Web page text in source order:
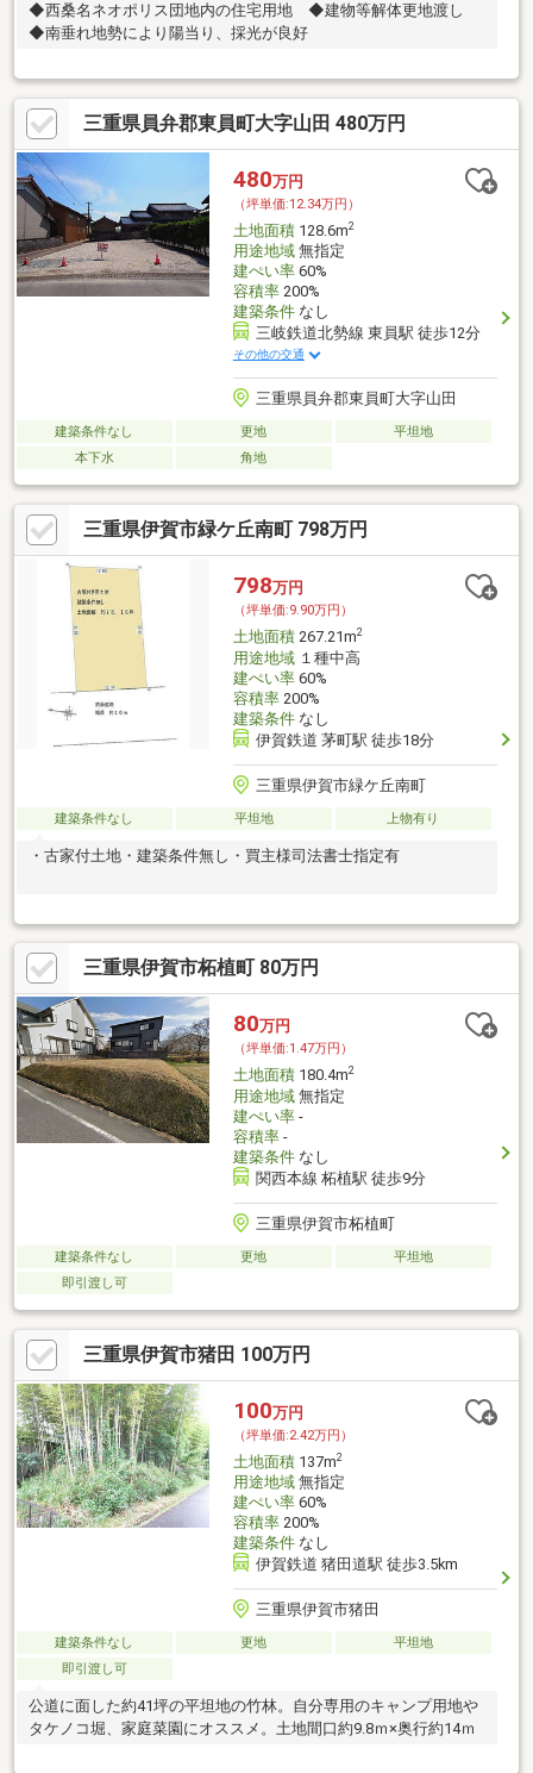
◆西桑名ネオポリス団地内の住宅用地 ◆建物等解体更地渡し
◆南垂れ地勢により陽当り、採光が良好
三重県員弁郡東員町大字山田 480万円
480万円
（坪単価:12.34万円）
土地面積128.6m2
用途地域無指定
建ぺい率60%
容積率200%
建築条件なし
三岐鉄道北勢線 東員駅 徒歩12分
その他の交通
三重県員弁郡東員町大字山田
建築条件なし 更地
平坦地
本下水
角地
三重県伊賀市緑ケ丘南町 798万円
798万円
（坪単価:9.90万円）
土地面積267.21m2
用途地域１種中高
建ぺい率60%
容積率200%
建築条件なし
伊賀鉄道 茅町駅 徒歩18分
三重県伊賀市緑ケ丘南町
建築条件なし 平坦地 上物有り
・古家付土地・建築条件無し・買主様司法書士指定有
三重県伊賀市柘植町 80万円
80万円
（坪単価:1.47万円）
土地面積180.4m2
用途地域無指定
建ぺい率-
容積率-
建築条件なし
関西本線 柘植駅 徒歩9分
三重県伊賀市柘植町
建築条件なし 更地
平坦地
即引渡し可
三重県伊賀市猪田 100万円
100万円
（坪単価:2.42万円）
土地面積137m2
用途地域無指定
建ぺい率60%
容積率200%
建築条件なし
伊賀鉄道 猪田道駅 徒歩3.5km
三重県伊賀市猪田
建築条件なし 更地
平坦地
即引渡し可
公道に面した約41坪の平坦地の竹林。自分専用のキャンプ用地や
タケノコ堀、家庭菜園にオススメ。土地間口約9.8ｍ×奥行約14ｍ